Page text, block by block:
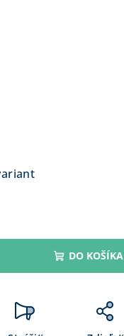
DO KOŠÍKA